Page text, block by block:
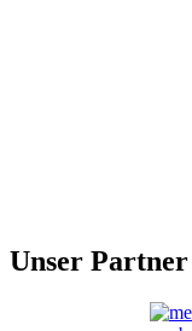
Unser Partner